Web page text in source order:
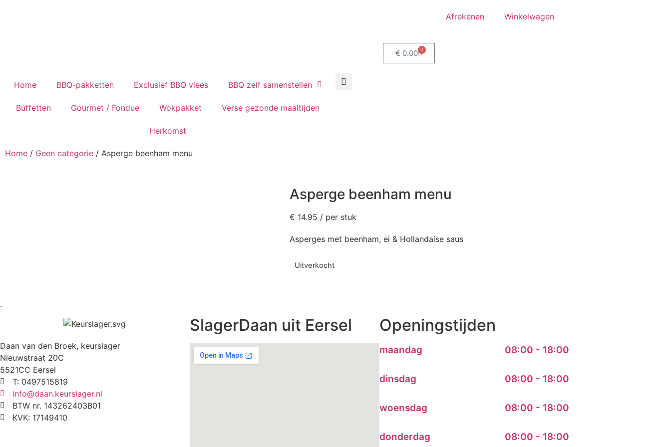
Afrekenen Winkelwagen
€ 0.00 0
Home BBQ-pakketten Exclusief BBQ vlees BBQ zelf samenstellen
Buffetten Gourmet / Fondue Wokpakket Verse gezonde maaltijden
Herkomst
Home / Geen categorie / Asperge beenham menu
Asperge beenham menu
€ 14.95 / per stuk
Asperges met beenham, ei & Hollandaise saus
Uitverkocht
.
Daan van den Broek, keurslager
Nieuwstraat 20C
5521CC Eersel
T: 0497515819
info@daan.keurslager.nl
BTW nr. 143262403B01
KVK: 17149410
SlagerDaan uit Eersel Openingstijden
maandag 08:00 - 18:00
dinsdag 08:00 - 18:00
woensdag 08:00 - 18:00
donderdag 08:00 - 18:00